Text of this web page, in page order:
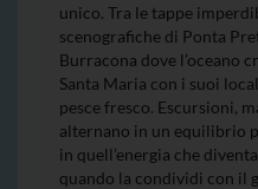
unico. Tra le tappe
scenografiche di Ponta
Burracona dove l’oceano
Santa Maria con i suoi
pesce fresco. Escursioni,
alternano in un equilibrio
in quell’energia che
quando la condividi con il